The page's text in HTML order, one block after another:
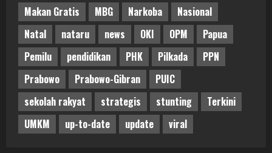
Makan Gratis
MBG Narkoba
Nasional
Natal
nataru news OKI OPM
Papua
Pemilu
pendidikan PHK Pilkada
PPN
Prabowo
Prabowo-Gibran
PUIC
sekolah rakyat
strategis stunting
Terkini
UMKM
up-to-date update viral